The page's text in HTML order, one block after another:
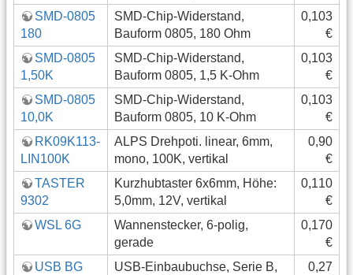
SMD-0805
180
SMD-Chip-Widerstand,
Bauform 0805, 180 Ohm
0,103
€
SMD-0805
1,50K
SMD-Chip-Widerstand,
Bauform 0805, 1,5 K-Ohm
0,103
€
SMD-0805
10,0K
SMD-Chip-Widerstand,
Bauform 0805, 10 K-Ohm
0,103
€
RK09K113-
LIN100K
ALPS Drehpoti. linear, 6mm,
mono, 100K, vertikal
0,90
€
TASTER
9302
Kurzhubtaster 6x6mm, Höhe:
5,0mm, 12V, vertikal
0,110
€
WSL 6G
Wannenstecker, 6-polig,
gerade
0,170
€
USB BG
USB-Einbaubuchse, Serie B,
0,27